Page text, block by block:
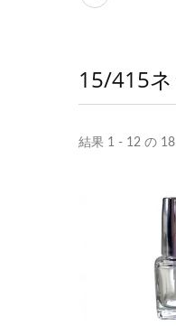
15/415
結果 1 - 12 の 18